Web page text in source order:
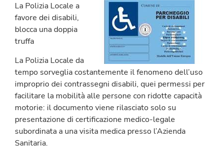
La Polizia Locale a
favore dei disabili,
blocca una doppia
truffa
La Polizia Locale da
tempo sorveglia costantemente il fenomeno dell’uso
improprio dei contrassegni disabili, quei permessi per
facilitare la mobilità alle persone con ridotte capacità
motorie: il documento viene rilasciato solo su
presentazione di certificazione medico-legale
subordinata a una visita medica presso l’Azienda
Sanitaria.